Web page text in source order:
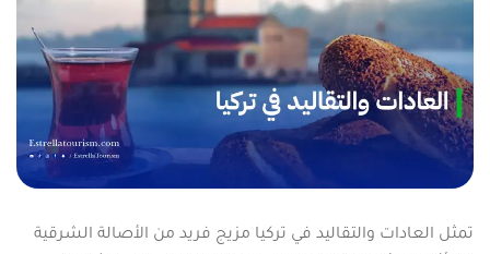
تمثل العادات والتقاليد في تركيا مزيج فريد من الأصالة الشرقية